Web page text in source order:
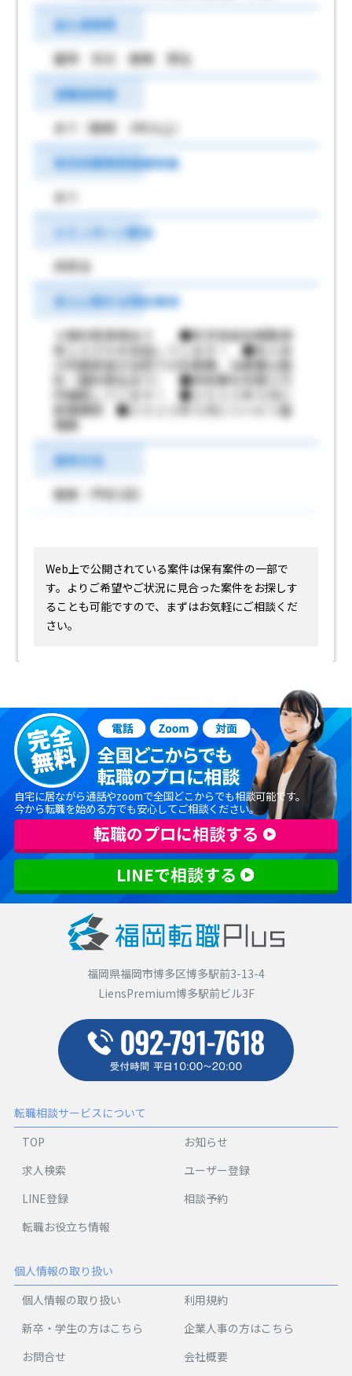
加入保険等
雇用 労災 健康 厚生
退職金制度
あり（勤続 3年以上）
育児休業取得実績有無
あり
ＵＩＪターン歓迎
非該当
求人に関する特記事項
＊無料駐車場あり ●年次有給休暇取得
率１００％を目指しています！ ●本人及
び同居家族の当院での診療費、治療費は無
料（福利厚生あり） ●研修費を年間３万
円補助しています！ ●２０２２年５月に
新築開院 ●２０２３年５月にリハビリ室
増築
選考方法
面接（予定1回）
Web上で公開されている案件は保有案件の一部で
す。 よりご希望やご状況に見合った案件をお探しす
ることも可能ですので、まずはお気軽にご相談くだ
さい。
自宅に居ながら通話やzoomで全国どこからでも相談可能です。
今から転職を始める方でも安心してご相談ください。
転職のプロに相談する
LINEで相談する
福岡県福岡市博多区博多駅前3-13-4
LiensPremium博多駅前ビル3F
転職相談サービスについて
TOP
お知らせ
求人検索
ユーザー登録
LINE登録
相談予約
転職お役立ち情報
個人情報の取り扱い
個人情報の取り扱い
利用規約
新卒・学生の方はこちら
企業人事の方はこちら
お問合せ
会社概要